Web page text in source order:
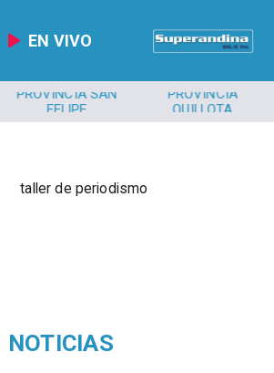
EN VIVO
PROVINCIA SAN
FELIPE
PROVINCIA
QUILLOTA
taller de periodismo
NOTICIAS